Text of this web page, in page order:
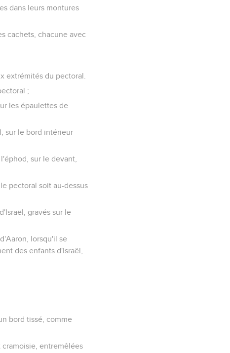
dans leurs montures
cachets, chacune avec
extrémités du pectoral.
;
les épaulettes de
sur le bord intérieur
sur le devant,
pectoral soit au-dessus
gravés sur le
lorsqu'il se
des enfants d'Israël,
bord tissé, comme
entremêlées